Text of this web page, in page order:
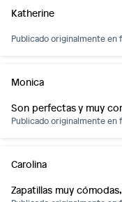
Katherine
Publicado originalmente en
Monica
Son perfectas y muy
Publicado originalmente en
Carolina
Zapatillas muy